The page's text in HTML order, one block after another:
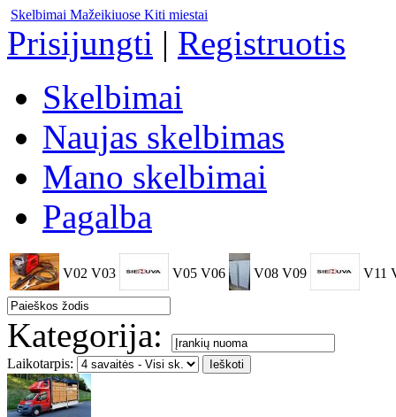
Skelbimai Mažeikiuose Kiti miestai
Prisijungti | Registruotis
Skelbimai
Naujas skelbimas
Mano skelbimai
Pagalba
V02 V03 V05 V06 V08 V09 V11
Kategorija:
Laikotarpis: